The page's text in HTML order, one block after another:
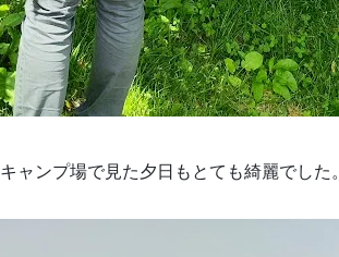
キャンプ場で見た夕日もとても綺麗でした。